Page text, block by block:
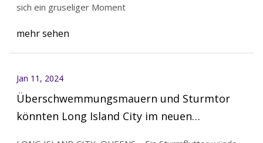
sich ein gruseliger Moment
mehr sehen
Jan 11, 2024
Überschwemmungsmauern und Sturmtor
könnten Long Island City im neuen